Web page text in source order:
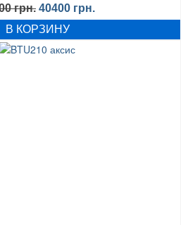
грн. Первоначальная
цена
составляла
50400 грн..
40400 грн.
цена:
В КОРЗИНУ